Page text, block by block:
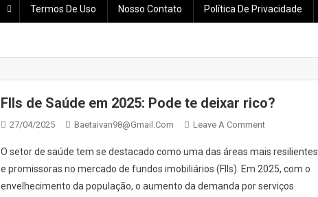
Termos De Uso Nosso Contato Política De Privacidade
FIIs de Saúde em 2025: Pode te deixar rico?
27/04/2025 Baetaivan98@gmail.com Leave A CommentOn
De
Saúde
Em
O setor de saúde tem se destacado como uma das áreas mais resilientes
e promissoras no mercado de fundos imobiliários (FIIs). Em 2025, com o
envelhecimento da população, o aumento da demanda por serviços